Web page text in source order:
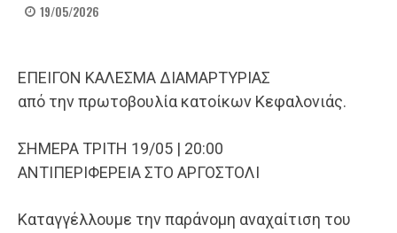
19/05/2026
ΕΠΕΙΓΟΝ ΚΑΛΕΣΜΑ ΔΙΑΜΑΡΤΥΡΙΑΣ
από την πρωτοβουλία κατοίκων Κεφαλονιάς.
ΣΗΜΕΡΑ ΤΡΙΤΗ 19/05 | 20:00
ΑΝΤΙΠΕΡΙΦΕΡΕΙΑ ΣΤΟ ΑΡΓΟΣΤΟΛΙ
Καταγγέλλουμε την παράνομη αναχαίτιση του